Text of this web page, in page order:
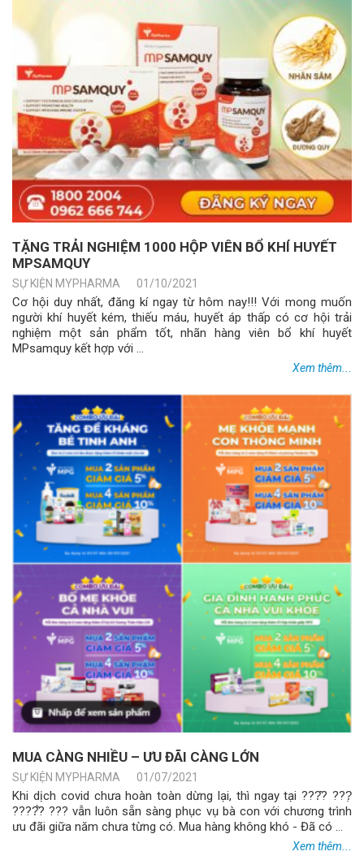
TẶNG TRẢI NGHIỆM 1000 HỘP VIÊN BỔ KHÍ HUYẾT
MPSAMQUY
SỰ KIỆN MYPHARMA 01/10/2021
Cơ hội duy nhất, đăng kí ngay từ hôm nay!!! Với mong muốn
người khí huyết kém, thiếu máu, huyết áp thấp có cơ hội trải
nghiệm một sản phẩm tốt, nhãn hàng viên bổ khí huyết
MPsamquy kết hợp với ...
Xem thêm...
MUA CÀNG NHIỀU – ƯU ĐÃI CÀNG LỚN
SỰ KIỆN MYPHARMA 01/07/2021
Khi dịch covid chưa hoàn toàn dừng lại, thì ngay tại ???̂? ???̣
????̂́? ??? vẫn luôn sẵn sàng phục vụ bà con với chương trình
ưu đãi giữa năm chưa từng có. Mua hàng không khó - Đã có ...
Xem thêm...